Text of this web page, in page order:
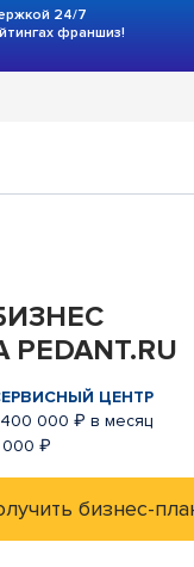
24/7
франшиз!
ЦЕНТР
000 ₽ в месяц
000 ₽
бизнес-